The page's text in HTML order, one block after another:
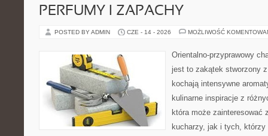
PERFUMY I ZAPACHY
POSTED BY ADMIN CZE - 14 - 2026 MOŻLIWOŚĆ
Orientalno-przyprawowy
jest to zakątek stworzony
kochają intensywne
kulinarne inspiracje z
która może zainteresować
kucharzy, jak i tych, którzy